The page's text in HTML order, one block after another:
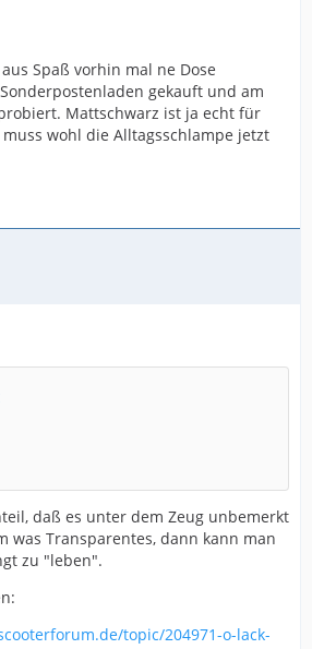
nachgeben,
Geräusche von sich geben,
Fällen Luft gezogen, (z.B.) durch
Scheibe zerbrochen ist, poliert
Spaß vorhin mal ne Dose
gekauft und am
Mattschwarz ist ja echt für
wohl die Alltagsschlampe jetzt
daß es unter dem Zeug unbemerkt
was Transparentes, dann kann man
zu "leben".
topic/204971-o-lack-